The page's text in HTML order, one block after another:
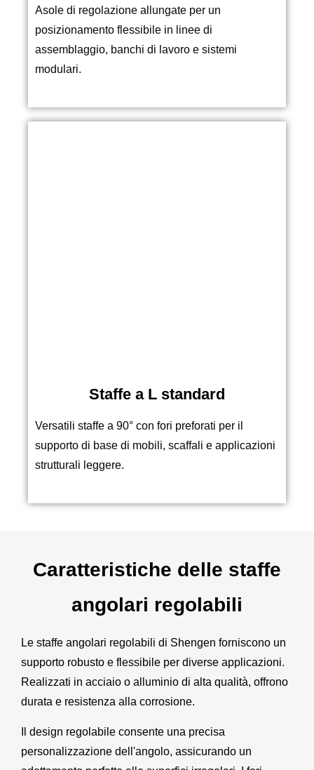
Asole di regolazione allungate per un
posizionamento flessibile in linee di
assemblaggio, banchi di lavoro e sistemi
modulari.
Staffe a L standard
Versatili staffe a 90° con fori preforati per il
supporto di base di mobili, scaffali e applicazioni
strutturali leggere.
Caratteristiche delle staffe
angolari regolabili
Le staffe angolari regolabili di Shengen forniscono un
supporto robusto e flessibile per diverse applicazioni.
Realizzati in acciaio o alluminio di alta qualità, offrono
durata e resistenza alla corrosione.
Il design regolabile consente una precisa
personalizzazione dell'angolo, assicurando un